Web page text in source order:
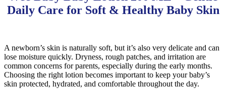
Daily Care for Soft & Healthy Baby Skin
A newborn’s skin is naturally soft, but it’s also very delicate and can
lose moisture quickly. Dryness, rough patches, and irritation are
common concerns for parents, especially during the early months.
Choosing the right lotion becomes important to keep your baby’s
skin protected, hydrated, and comfortable throughout the day.